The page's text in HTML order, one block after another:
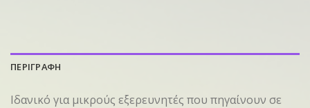
ΠΕΡΙΓΡΑΦΗ
Ιδανικό για μικρούς εξερευνητές που πηγαίνουν σε